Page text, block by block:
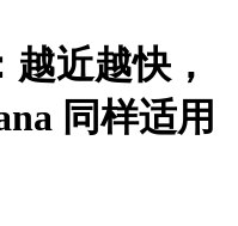
近越快，
同样适用